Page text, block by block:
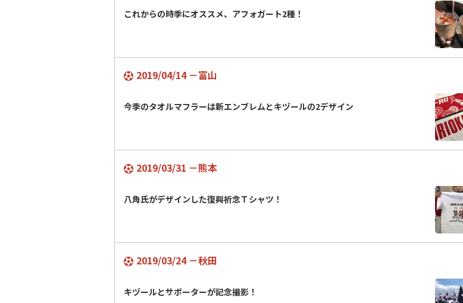
これからの時季にオススメ、アフォガート2種！
2019/04/14 －富山
今季のタオルマフラーは新エンブレムとキヅールの2デザイン
2019/03/31 －熊本
八角氏がデザインした復興祈念Ｔシャツ！
2019/03/24 －秋田
キヅールとサポーターが記念撮影！